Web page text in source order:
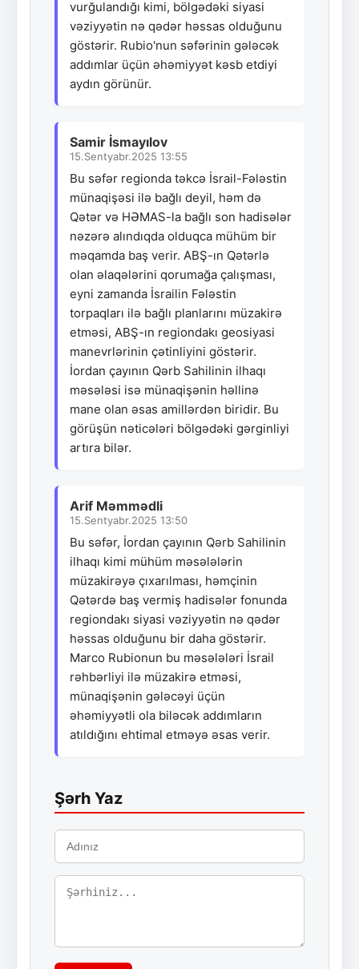
vurğulandığı kimi, bölgədəki siyasi
vəziyyətin nə qədər həssas olduğunu
göstərir. Rubio'nun səfərinin gələcək
addımlar üçün əhəmiyyət kəsb etdiyi
aydın görünür.
Samir İsmayılov
15.Sentyabr.2025 13:55
Bu səfər regionda təkcə İsrail-Fələstin
münaqişəsi ilə bağlı deyil, həm də
Qətər və HƏMAS-la bağlı son hadisələr
nəzərə alındıqda olduqca mühüm bir
məqamda baş verir. ABŞ-ın Qətərlə
olan əlaqələrini qorumağa çalışması,
eyni zamanda İsrailin Fələstin
torpaqları ilə bağlı planlarını müzakirə
etməsi, ABŞ-ın regiondakı geosiyasi
manevrlərinin çətinliyini göstərir.
İordan çayının Qərb Sahilinin ilhaqı
məsələsi isə münaqişənin həllinə
mane olan əsas amillərdən biridir. Bu
görüşün nəticələri bölgədəki gərginliyi
artıra bilər.
Arif Məmmədli
15.Sentyabr.2025 13:50
Bu səfər, İordan çayının Qərb Sahilinin
ilhaqı kimi mühüm məsələlərin
müzakirəyə çıxarılması, həmçinin
Qətərdə baş vermiş hadisələr fonunda
regiondakı siyasi vəziyyətin nə qədər
həssas olduğunu bir daha göstərir.
Marco Rubionun bu məsələləri İsrail
rəhbərliyi ilə müzakirə etməsi,
münaqişənin gələcəyi üçün
əhəmiyyətli ola biləcək addımların
atıldığını ehtimal etməyə əsas verir.
Şərh Yaz